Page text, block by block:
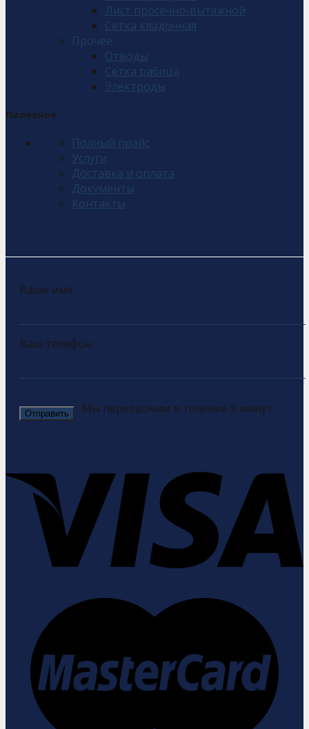
Лист просечно-вытяжной
Сетка кладочная
Прочее
Отводы
Сетка рабица
Электроды
Полезное
Полный прайс
Услуги
Доставка и оплата
Документы
Контакты
Ваше имя
Ваш телефон
Мы перезвоним в течение 5 минут.